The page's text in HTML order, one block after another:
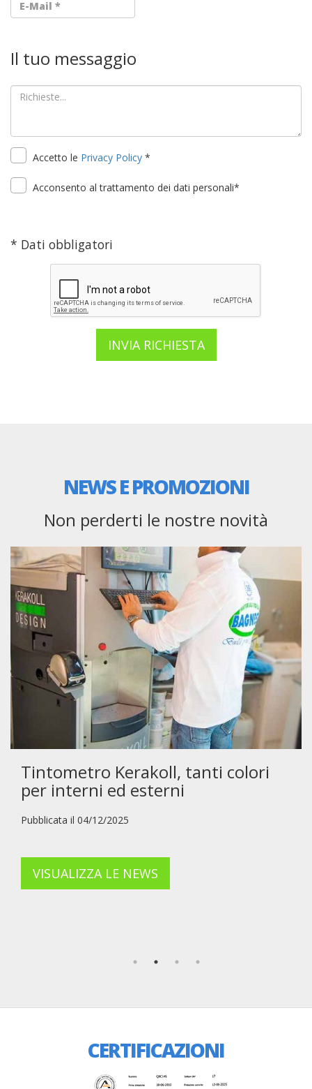
Il tuo messaggio
Accetto le Privacy Policy*
Acconsento al trattamento dei dati personali*
* Dati obbligatori
INVIA RICHIESTA
NEWS E PROMOZIONI
Non perderti le nostre novità
Tintometro Kerakoll, tanti colori
per interni ed esterni
Pubblicata il 04/12/2025
VISUALIZZA LE NEWS
CERTIFICAZIONI